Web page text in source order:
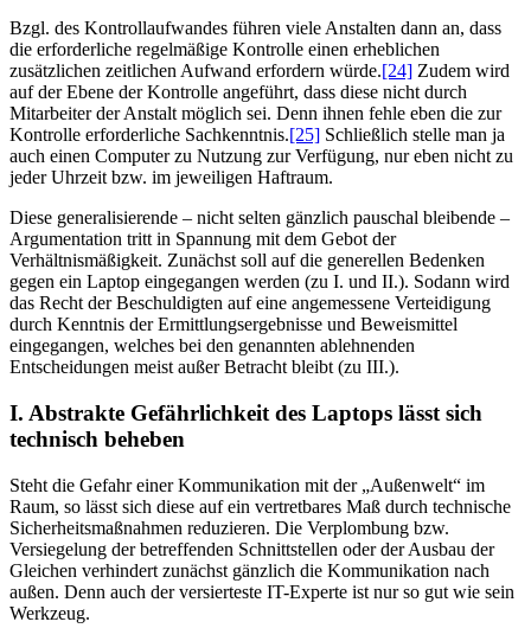
Bzgl. des Kontrollaufwandes führen viele Anstalten dann an, dass
die erforderliche regelmäßige Kontrolle einen erheblichen
zusätzlichen zeitlichen Aufwand erfordern würde.[24] Zudem wird
auf der Ebene der Kontrolle angeführt, dass diese nicht durch
Mitarbeiter der Anstalt möglich sei. Denn ihnen fehle eben die zur
Kontrolle erforderliche Sachkenntnis.[25] Schließlich stelle man ja
auch einen Computer zu Nutzung zur Verfügung, nur eben nicht zu
jeder Uhrzeit bzw. im jeweiligen Haftraum.
Diese generalisierende – nicht selten gänzlich pauschal bleibende –
Argumentation tritt in Spannung mit dem Gebot der
Verhältnismäßigkeit. Zunächst soll auf die generellen Bedenken
gegen ein Laptop eingegangen werden (zu I. und II.). Sodann wird
das Recht der Beschuldigten auf eine angemessene Verteidigung
durch Kenntnis der Ermittlungsergebnisse und Beweismittel
eingegangen, welches bei den genannten ablehnenden
Entscheidungen meist außer Betracht bleibt (zu III.).
I. Abstrakte Gefährlichkeit des Laptops lässt sich
technisch beheben
Steht die Gefahr einer Kommunikation mit der „Außenwelt“ im
Raum, so lässt sich diese auf ein vertretbares Maß durch technische
Sicherheitsmaßnahmen reduzieren. Die Verplombung bzw.
Versiegelung der betreffenden Schnittstellen oder der Ausbau der
Gleichen verhindert zunächst gänzlich die Kommunikation nach
außen. Denn auch der versierteste IT-Experte ist nur so gut wie sein
Werkzeug.